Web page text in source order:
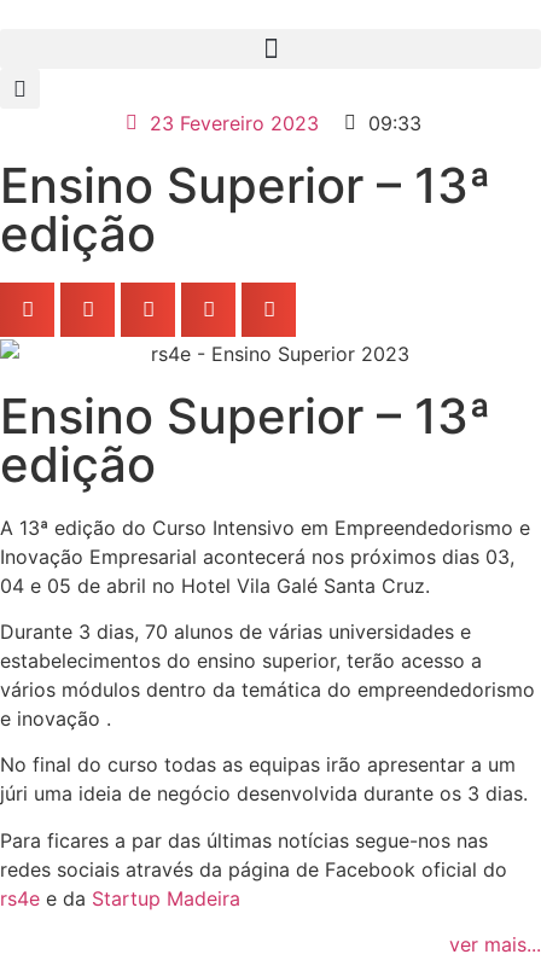
23 Fevereiro 2023 09:33
Ensino Superior – 13ª
edição
Ensino Superior – 13ª
edição
​A 13ª edição do Curso Intensivo em Empreendedorismo e
Inovação Empresarial acontecerá nos próximos dias 03,
04 e 05 de abril no Hotel Vila Galé Santa Cruz.
Durante 3 dias, 70 alunos de várias universidades e
estabelecimentos do ensino superior, terão acesso a
vários módulos dentro da temática do empreendedorismo
e inovação .
No final do curso todas as equipas irão apresentar a um
júri uma ideia de negócio desenvolvida durante os 3 dias.
Para ficares a par das últimas notícias segue-nos nas
redes sociais através da página de Facebook oficial do
rs4e e da Startup Madeira
ver mais...